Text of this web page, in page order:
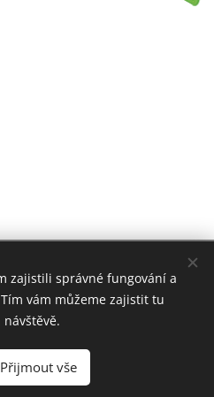
info@honiggroup.cz ,
+420 728 279 354
zajistili správné fungování a
vám můžeme zajistit tu
Přijmout vše